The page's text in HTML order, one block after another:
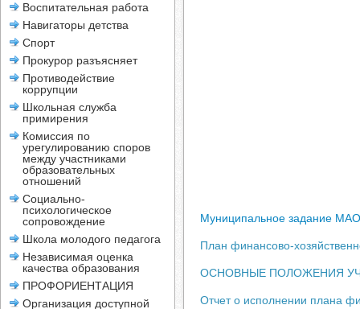
Воспитательная работа
Навигаторы детства
Спорт
Прокурор разъясняет
Противодействие
коррупции
Школьная служба
примирения
Комиссия по
урегулированию споров
между участниками
образовательных
отношений
Социально-
психологическое
сопровождение
Школа молодого педагога
Независимая оценка
качества образования
ПРОФОРИЕНТАЦИЯ
Организация доступной
Муниципальное задание
План финансово-
ОСНОВНЫЕ ПОЛОЖЕНИЯ
Отчет о исполнении плана